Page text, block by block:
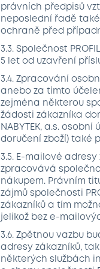
právních předpisů
neposlední řadě
ochraně před
3.3. Společnost
5 let od uzavření
3.4. Zpracování
anebo za tímto
zejména některou
žádosti zákazníka
NABYTEK, a.s.
doručení zboží) také
3.5. E-mailové adresy
zpracovává
nákupem. Právním
zájmů společnosti
zákazníků a tím
jelikož bez e-
3.6. Zpětnou vazbu
adresy zákazníků,
některých službách